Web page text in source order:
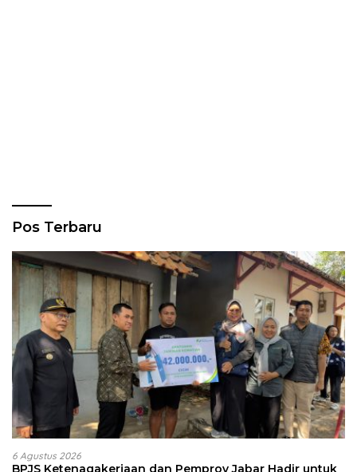
Pos Terbaru
6 Agustus 2026
BPJS Ketenagakerjaan dan Pemprov Jabar Hadir untuk